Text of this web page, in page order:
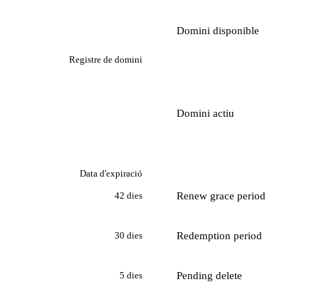
Domini disponible
Registre de domini
Domini actiu
Data d'expiració
42 dies Renew grace period
30 dies Redemption period
5 dies Pending delete